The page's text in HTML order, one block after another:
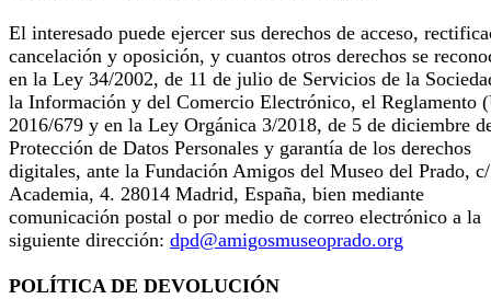
El interesado puede ejercer sus derechos de acceso,
cancelación y oposición, y cuantos otros derechos se
en la Ley 34/2002, de 11 de julio de Servicios de la
la Información y del Comercio Electrónico, el Reglamento
2016/679 y en la Ley Orgánica 3/2018, de 5 de diciembre
Protección de Datos Personales y garantía de los derechos
digitales, ante la Fundación Amigos del Museo del Prado,
Academia, 4. 28014 Madrid, España, bien mediante
comunicación postal o por medio de correo electrónico a la
siguiente dirección: dpd@amigosmuseoprado.org
POLÍTICA DE DEVOLUCIÓN